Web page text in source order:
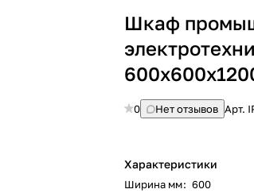
Шкаф
0 Нет отзывов Арт.
Характеристики
Ширина мм: 600